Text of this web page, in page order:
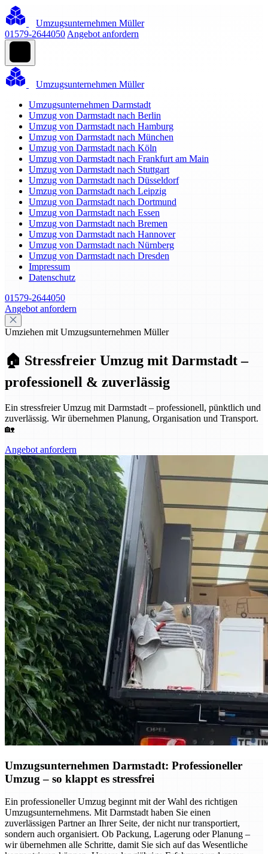
Umzugsunternehmen Müller
01579-2644050 Angebot anfordern
Umzugsunternehmen Müller
Umzugsunternehmen Darmstadt
Umzug von Darmstadt nach Berlin
Umzug von Darmstadt nach Hamburg
Umzug von Darmstadt nach München
Umzug von Darmstadt nach Köln
Umzug von Darmstadt nach Frankfurt am Main
Umzug von Darmstadt nach Stuttgart
Umzug von Darmstadt nach Düsseldorf
Umzug von Darmstadt nach Leipzig
Umzug von Darmstadt nach Dortmund
Umzug von Darmstadt nach Essen
Umzug von Darmstadt nach Bremen
Umzug von Darmstadt nach Hannover
Umzug von Darmstadt nach Nürnberg
Umzug von Darmstadt nach Dresden
Impressum
Datenschutz
01579-2644050
Angebot anfordern
Umziehen mit Umzugsunternehmen Müller
🏠 Stressfreier Umzug mit Darmstadt –
professionell & zuverlässig
Ein stressfreier Umzug mit Darmstadt – professionell, pünktlich und
zuverlässig. Wir übernehmen Planung, Organisation und Transport.
🏡
Angebot anfordern
Umzugsunternehmen Darmstadt: Professioneller
Umzug – so klappt es stressfrei
Ein professioneller Umzug beginnt mit der Wahl des richtigen
Umzugsunternehmens. Mit Darmstadt haben Sie einen
zuverlässigen Partner an Ihrer Seite, der nicht nur transportiert,
sondern auch organisiert. Ob Packung, Lagerung oder Planung –
wir übernehmen alle Schritte, damit Sie sich auf das Wesentliche